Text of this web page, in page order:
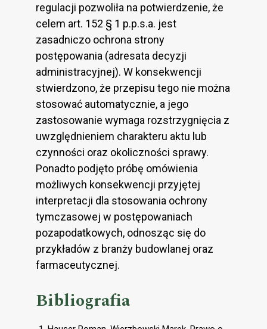
regulacji pozwoliła na potwierdzenie, że
celem art. 152 § 1 p.p.s.a. jest
zasadniczo ochrona strony
postępowania (adresata decyzji
administracyjnej). W konsekwencji
stwierdzono, że przepisu tego nie można
stosować automatycznie, a jego
zastosowanie wymaga rozstrzygnięcia z
uwzględnieniem charakteru aktu lub
czynności oraz okoliczności sprawy.
Ponadto podjęto próbę omówienia
możliwych konsekwencji przyjętej
interpretacji dla stosowania ochrony
tymczasowej w postępowaniach
pozapodatkowych, odnosząc się do
przykładów z branży budowlanej oraz
farmaceutycznej.
Bibliografia